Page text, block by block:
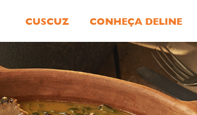
CUSCUZ CONHEÇA DELINE